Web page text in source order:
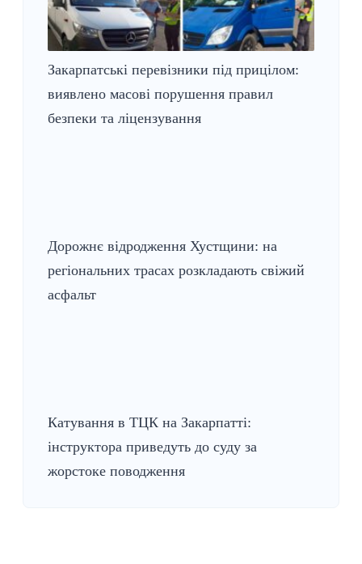
Закарпатські перевізники під прицілом:
виявлено масові порушення правил
безпеки та ліцензування
Дорожнє відродження Хустщини: на
регіональних трасах розкладають свіжий
асфальт
Катування в ТЦК на Закарпатті:
інструктора приведуть до суду за
жорстоке поводження